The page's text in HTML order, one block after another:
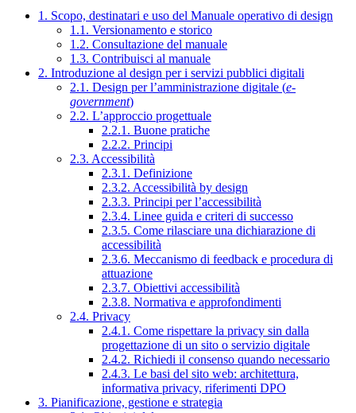
1. Scopo, destinatari e uso del Manuale operativo di design
1.1. Versionamento e storico
1.2. Consultazione del manuale
1.3. Contribuisci al manuale
2. Introduzione al design per i servizi pubblici digitali
2.1. Design per l’amministrazione digitale (e-
government)
2.2. L’approccio progettuale
2.2.1. Buone pratiche
2.2.2. Principi
2.3. Accessibilità
2.3.1. Definizione
2.3.2. Accessibilità by design
2.3.3. Principi per l’accessibilità
2.3.4. Linee guida e criteri di successo
2.3.5. Come rilasciare una dichiarazione di
accessibilità
2.3.6. Meccanismo di feedback e procedura di
attuazione
2.3.7. Obiettivi accessibilità
2.3.8. Normativa e approfondimenti
2.4. Privacy
2.4.1. Come rispettare la privacy sin dalla
progettazione di un sito o servizio digitale
2.4.2. Richiedi il consenso quando necessario
2.4.3. Le basi del sito web: architettura,
informativa privacy, riferimenti DPO
3. Pianificazione, gestione e strategia